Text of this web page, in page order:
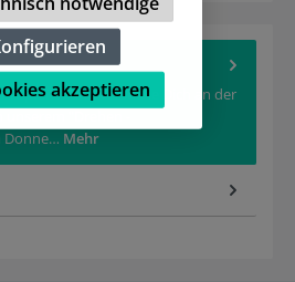
Töpferns und versuche Dich an der
"Drehen -
Donne… Mehr
akzeptieren